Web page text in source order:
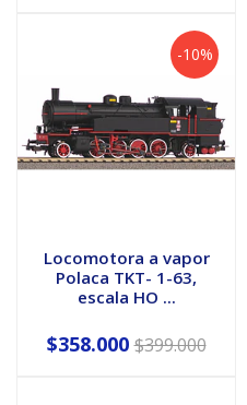
-10%
Locomotora a vapor
Polaca TKT- 1-63,
escala HO ...
$358.000 $399.000